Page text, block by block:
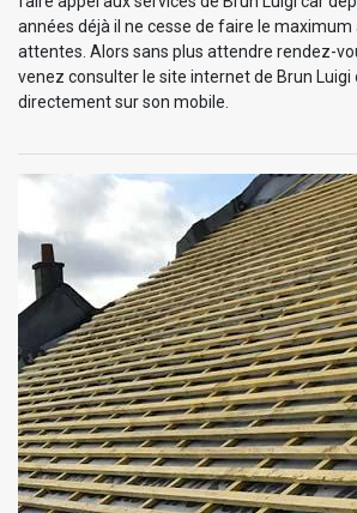
années déjà il ne cesse de faire le
attentes. Alors sans plus attendre rendez-
venez consulter le site internet de Brun
directement sur son mobile.